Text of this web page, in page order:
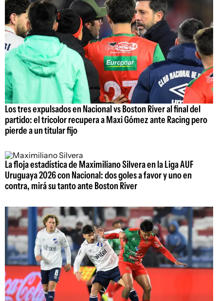
Los tres expulsados en Nacional vs Boston River al final del
partido: el tricolor recupera a Maxi Gómez ante Racing pero
pierde a un titular fijo
La floja estadística de Maximiliano Silvera en la Liga AUF
Uruguaya 2026 con Nacional: dos goles a favor y uno en
contra, mirá su tanto ante Boston River